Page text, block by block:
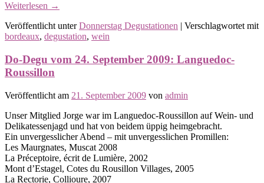
Weiterlesen →
Veröffentlicht unter Donnerstag Degustationen | Verschlagwortet mit
bordeaux, degustation, wein
Do-Degu vom 24. September 2009: Languedoc-
Roussillon
Veröffentlicht am 21. September 2009 von admin
Unser Mitglied Jorge war im Languedoc-Roussillon auf Wein- und
Delikatessenjagd und hat von beidem üppig heimgebracht.
Ein unvergesslicher Abend – mit unvergesslichen Promillen:
Les Maurgnates, Muscat 2008
La Préceptoire, écrit de Lumière, 2002
Mont d’Estagel, Cotes du Rousillon Villages, 2005
La Rectorie, Collioure, 2007